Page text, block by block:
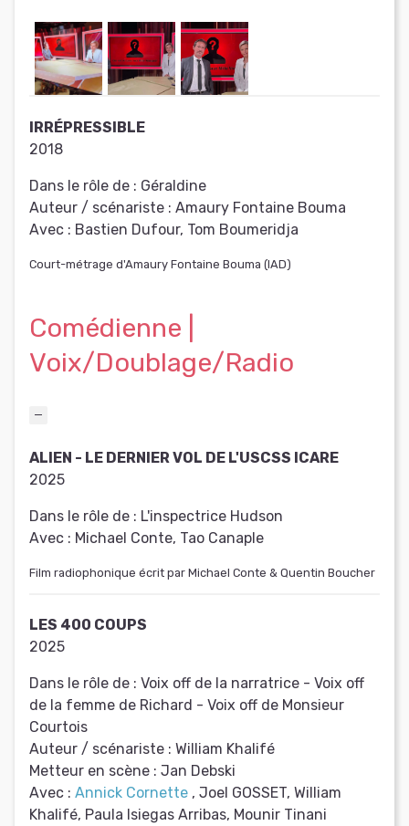
IRRÉPRESSIBLE
2018
Dans le rôle de : Géraldine
Auteur / scénariste : Amaury Fontaine Bouma
Avec : Bastien Dufour, Tom Boumeridja
Court-métrage d'Amaury Fontaine Bouma (IAD)
Comédienne |
Voix/Doublage/Radio
ALIEN - LE DERNIER VOL DE L'USCSS ICARE
2025
Dans le rôle de : L'inspectrice Hudson
Avec : Michael Conte, Tao Canaple
Film radiophonique écrit par Michael Conte & Quentin Boucher
LES 400 COUPS
2025
Dans le rôle de : Voix off de la narratrice - Voix off
de la femme de Richard - Voix off de Monsieur
Courtois
Auteur / scénariste : William Khalifé
Metteur en scène : Jan Debski
Avec : Annick Cornette , Joel GOSSET, William
Khalifé, Paula Isiegas Arribas, Mounir Tinani